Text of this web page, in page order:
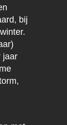
bij
jaar